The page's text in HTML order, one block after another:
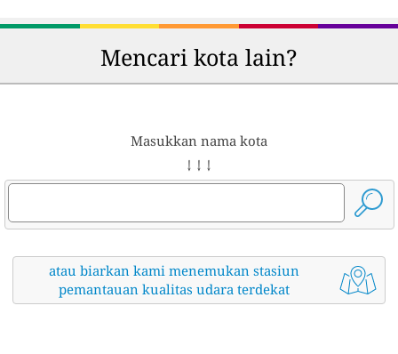
Mencari kota lain?
Masukkan nama kota
↓ ↓ ↓
atau biarkan kami menemukan stasiun
pemantauan kualitas udara terdekat